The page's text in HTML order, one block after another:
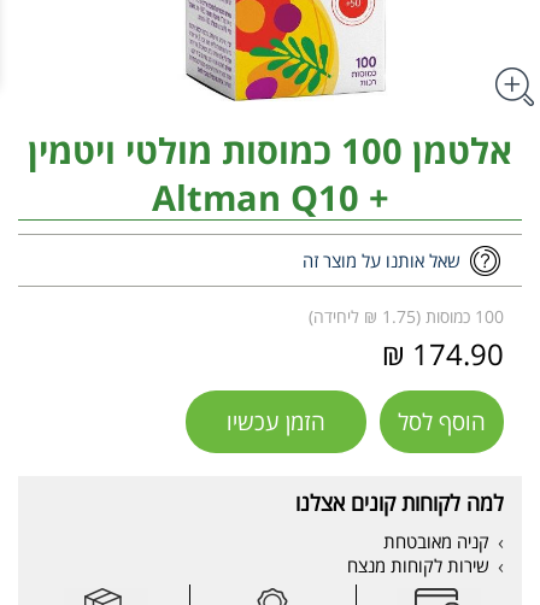
אלטמן 100 כמוסות מולטי ויטמין
+ Altman Q10
שאל אותנו על מוצר זה
100 כמוסות (1.75 ₪ ליחידה)
174.90 ₪
הוסף לסל הזמן עכשיו
למה לקוחות קונים אצלנו
קניה מאובטחת
שירות לקוחות מנצח